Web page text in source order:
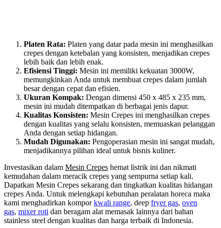
Platen Rata: Platen yang datar pada mesin ini menghasilkan
crepes dengan ketebalan yang konsisten, menjadikan crepes
lebih baik dan lebih enak.
Efisiensi Tinggi: Mesin ini memiliki kekuatan 3000W,
memungkinkan Anda untuk membuat crepes dalam jumlah
besar dengan cepat dan efisien.
Ukuran Kompak: Dengan dimensi 450 x 485 x 235 mm,
mesin ini mudah ditempatkan di berbagai jenis dapur.
Kualitas Konsisten: Mesin Crepes ini menghasilkan crepes
dengan kualitas yang selalu konsisten, memuaskan pelanggan
Anda dengan setiap hidangan.
Mudah Digunakan: Pengoperasian mesin ini sangat mudah,
menjadikannya pilihan ideal untuk bisnis kuliner.
Investasikan dalam Mesin Crepes hemat listrik ini dan nikmati
kemudahan dalam meracik crepes yang sempurna setiap kali.
Dapatkan Mesin Crepes sekarang dan tingkatkan kualitas hidangan
crepes Anda. Untuk melengkapi kebutuhan peralatan horeca maka
kami menghadirkan komporkwali range, deep fryer gas, oven
gas, mixer roti dan beragam alat memasak lainnya dari bahan
stainless steel dengan kualitas dan harga terbaik di Indonesia.